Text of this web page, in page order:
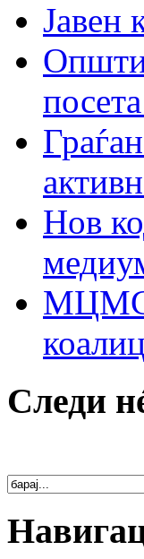
Јавен
Нов
МЦМС
Следи